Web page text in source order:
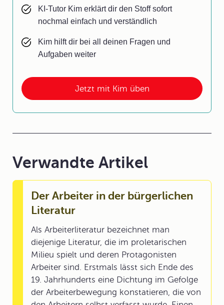
Jetzt mit Kim üben
KI-Tutor Kim erklärt dir den Stoff sofort
nochmal einfach und verständlich
Kim hilft dir bei all deinen Fragen und
Aufgaben weiter
Verwandte Artikel
Der Arbeiter in der bürgerlichen
Literatur
Als Arbeiterliteratur bezeichnet man
diejenige Literatur, die im proletarischen
Milieu spielt und deren Protagonisten
Arbeiter sind. Erstmals lässt sich Ende des
19. Jahrhunderts eine Dichtung im Gefolge
der Arbeiterbewegung konstatieren, die von